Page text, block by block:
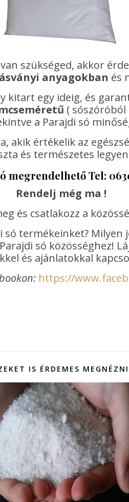
szükséged, akkor
anyagokban és
kitart egy ideig, és
(
a Parajdi só
akik értékelik az
és természetes
megrendelhető Tel:
Rendelj még ma !
és csatlakozz a
termékeinket?
só közösséghez!
és ajánlatokkal
https://
IS ÉRDEMES MEGNÉZNI